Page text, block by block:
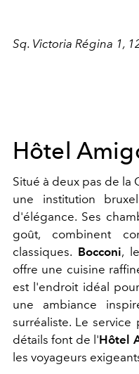
Sq. Victoria Régina 1,
Hôtel
Situé à deux pas de la
une institution
d'élégance. Ses
goût, combinent
classiques. Bocconi,
offre une cuisine
est l'endroit idéal
une ambiance
surréaliste. Le
détails font de l'Hôtel
les voyageurs